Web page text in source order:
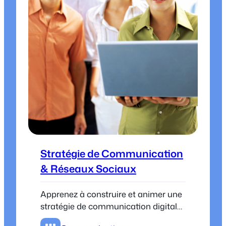
Stratégie de Communication
& Réseaux Sociaux
Apprenez à construire et animer une
stratégie de communication digitale
efficace pour accroître la visibilité de